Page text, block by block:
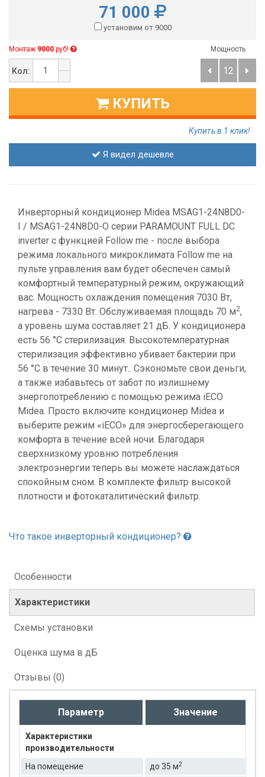
71 000
установим от 9000
Монтаж 9000 руб!
Кол:
Мощность
12
КУПИТЬ
Купить в 1 клик!
Я видел дешевле
Инверторный кондиционер Midea MSAG1-24N8D0-
I / MSAG1-24N8D0-O серии PARAMOUNT FULL DC
inverter с функцией Follow me - после выбора
режима локального микроклимата Follow me на
пульте управления вам будет обеспечен самый
комфортный температурный режим, окружающий
вас. Мощность охлаждения помещения 7030 Вт,
нагрева - 7330 Вт. Обслуживаемая площадь 70 м2,
а уровень шума составляет 21 дБ. У кондиционера
есть 56 °C стерилизация. Высокотемпературная
стерилизация эффективно убивает бактерии при
56 °C в течение 30 минут.. Сэкономьте свои деньги,
а также избавьтесь от забот по излишнему
энергопотреблению с помощью режима iECO
Midea. Просто включите кондиционер Midea и
выберите режим «iECO» для энергосберегающего
комфорта в течение всей ночи. Благодаря
сверхнизкому уровню потребления
электроэнергии теперь вы можете наслаждаться
спокойным сном. В комплекте фильтр высокой
плотности и фотокаталитический фильтр.
Что такое инверторный кондиционер?
Особенности
Характеристики
Схемы установки
Оценка шума в дБ
Отзывы (0)
Параметр Значение
Характеристики
производительности
На помещение
до 35 м2